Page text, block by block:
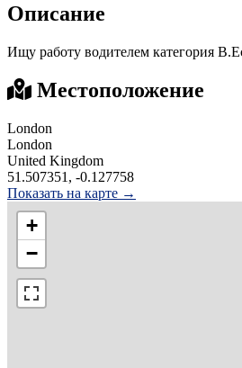
Описание
Ищу работу водителем категория
Местоположение
London
London
United Kingdom
51.507351, -0.127758
Показать на карте →
+
−